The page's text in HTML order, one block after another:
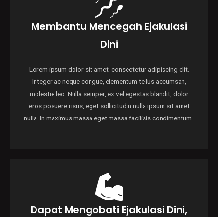
Membantu Mencegah Ejakulasi
Dini
Lorem ipsum dolor sit amet, consectetur adipiscing elit.
Integer ac neque congue, elementum tellus accumsan,
molestie leo. Nulla semper, ex vel egestas blandit, dolor
eros posuere risus, eget sollicitudin nulla ipsum sit amet
nulla. In maximus massa eget massa facilisis condimentum.
Dapat Mengobati Ejakulasi Dini,